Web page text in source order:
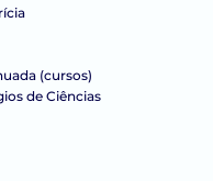
(cursos)
de Ciências